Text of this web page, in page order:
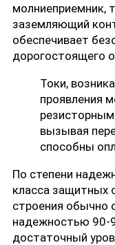
молниеприемник,
заземляющий
обеспечивает
дорогостоящего
Токи,
проявления
вызывая
способны
По степени
класса защитных
строения обычно
надежностью 90-
достаточный